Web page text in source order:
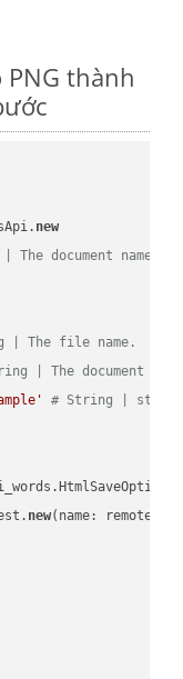
thành
new
document name.
| The file name.
| The document
# String |
new(name: